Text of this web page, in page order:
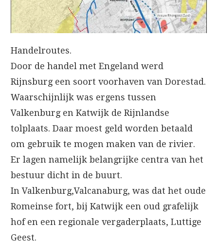
Handelroutes.
Door de handel met Engeland werd
Rijnsburg een soort voorhaven van Dorestad.
Waarschijnlijk was ergens tussen
Valkenburg en Katwijk de Rijnlandse
tolplaats. Daar moest geld worden betaald
om gebruik te mogen maken van de rivier.
Er lagen namelijk belangrijke centra van het
bestuur dicht in de buurt.
In Valkenburg,Valcanaburg, was dat het oude
Romeinse fort, bij Katwijk een oud grafelijk
hof en een regionale vergaderplaats, Luttige
Geest.